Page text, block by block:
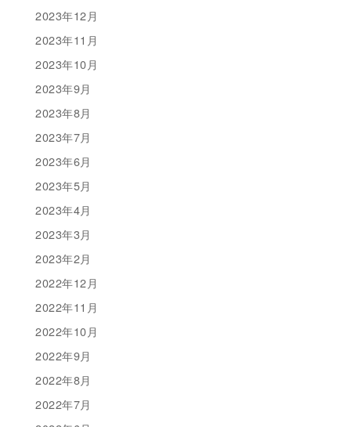
2023年12月
2023年11月
2023年10月
2023年9月
2023年8月
2023年7月
2023年6月
2023年5月
2023年4月
2023年3月
2023年2月
2022年12月
2022年11月
2022年10月
2022年9月
2022年8月
2022年7月